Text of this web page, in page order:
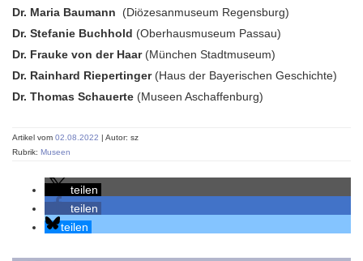
Dr. Maria Baumann (Diözesanmuseum Regensburg)
Dr. Stefanie Buchhold (Oberhausmuseum Passau)
Dr. Frauke von der Haar (München Stadtmuseum)
Dr. Rainhard Riepertinger(Haus der Bayerischen Geschichte)
Dr. Thomas Schauerte (Museen Aschaffenburg)
Artikel vom 02.08.2022 | Autor: sz
Rubrik: Museen
teilen
teilen
teilen